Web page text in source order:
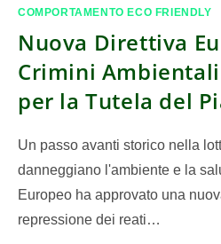
COMPORTAMENTO ECO FRIENDLY
Nuova Direttiva
Crimini
per la Tutela del
Un passo avanti storico nella
danneggiano l'ambiente e la
Europeo ha approvato una
repressione dei reati…